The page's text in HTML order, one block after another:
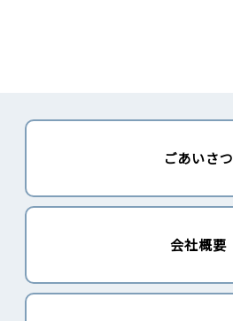
ごあいさつ
会社概要